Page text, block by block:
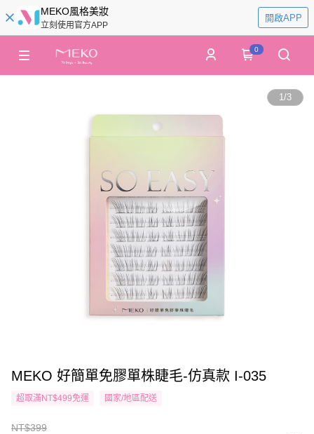
MEKO風格美妝
立刻使用官方APP
開啟APP
0
1/3
MEKO 好簡單免膠單株睫毛-仿真款 I-035
超取滿NT$499免運 國家/地區配送
NT$399